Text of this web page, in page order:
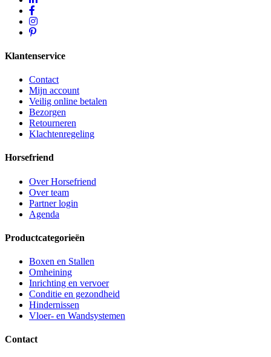
Klantenservice
Contact
Mijn account
Veilig online betalen
Bezorgen
Retourneren
Klachtenregeling
Horsefriend
Over Horsefriend
Over team
Partner login
Agenda
Productcategorieën
Boxen en Stallen
Omheining
Inrichting en vervoer
Conditie en gezondheid
Hindernissen
Vloer- en Wandsystemen
Contact